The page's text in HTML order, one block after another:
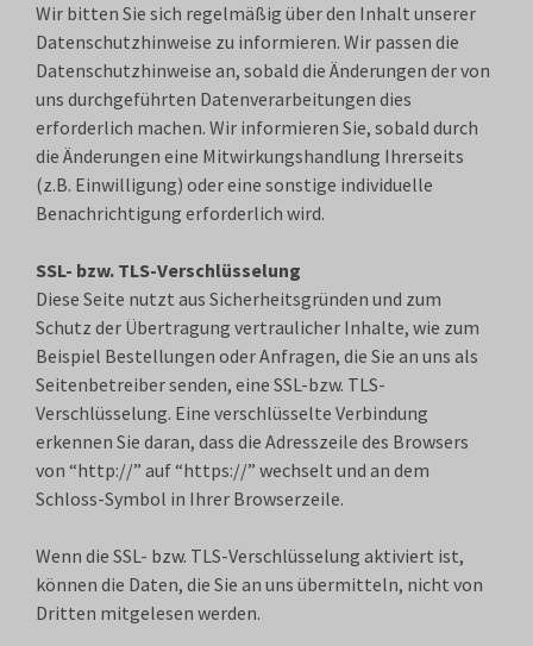
Wir bitten Sie sich regelmäßig über den Inhalt unserer
Datenschutzhinweise zu informieren. Wir passen die
Datenschutzhinweise an, sobald die Änderungen der von
uns durchgeführten Datenverarbeitungen dies
erforderlich machen. Wir informieren Sie, sobald durch
die Änderungen eine Mitwirkungshandlung Ihrerseits
(z.B. Einwilligung) oder eine sonstige individuelle
Benachrichtigung erforderlich wird.
SSL- bzw. TLS-Verschlüsselung
Diese Seite nutzt aus Sicherheitsgründen und zum
Schutz der Übertragung vertraulicher Inhalte, wie zum
Beispiel Bestellungen oder Anfragen, die Sie an uns als
Seitenbetreiber senden, eine SSL-bzw. TLS-
Verschlüsselung. Eine verschlüsselte Verbindung
erkennen Sie daran, dass die Adresszeile des Browsers
von “http://” auf “https://” wechselt und an dem
Schloss-Symbol in Ihrer Browserzeile.
Wenn die SSL- bzw. TLS-Verschlüsselung aktiviert ist,
können die Daten, die Sie an uns übermitteln, nicht von
Dritten mitgelesen werden.